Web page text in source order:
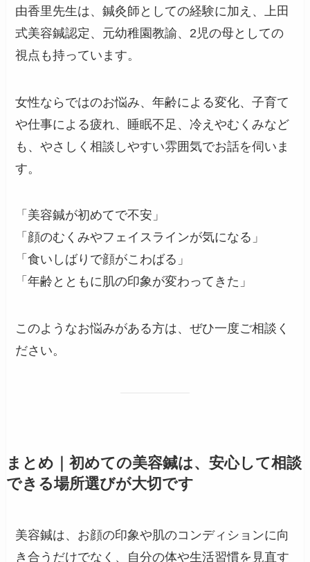
由香里先生は、鍼灸師としての経験に加え、上田
式美容鍼認定、元幼稚園教諭、2児の母としての
視点も持っています。
女性ならではのお悩み、年齢による変化、子育て
や仕事による疲れ、睡眠不足、冷えやむくみなど
も、やさしく相談しやすい雰囲気でお話を伺いま
す。
「美容鍼が初めてで不安」
「顔のむくみやフェイスラインが気になる」
「食いしばりで顔がこわばる」
「年齢とともに肌の印象が変わってきた」
このようなお悩みがある方は、ぜひ一度ご相談く
ださい。
まとめ｜初めての美容鍼は、安心して相談
できる場所選びが大切です
美容鍼は、お顔の印象や肌のコンディションに向
き合うだけでなく、自分の体や生活習慣を見直す